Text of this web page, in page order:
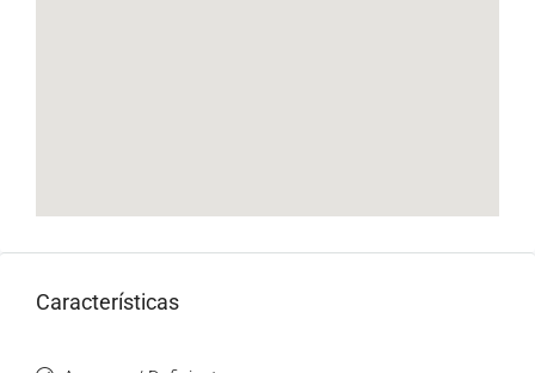
Características